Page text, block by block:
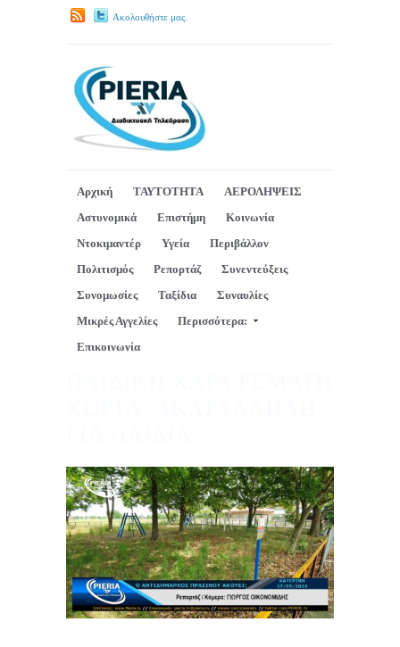
Ακολουθήστε μας.
Αρχική ΤΑΥΤΟΤΗΤΑ
ΑΕΡΟΛΗΨΕΙΣ
Αστυνομικά
Επιστήμη
Κοινωνία
Ντοκιμαντέρ
Υγεία
Περιβάλλον
Πολιτισμός
Ρεπορτάζ
Συνεντεύξεις
Συνομωσίες
Ταξίδια
Συναυλίες
Μικρές Αγγελίες
Περισσότερα:
Επικοινωνία